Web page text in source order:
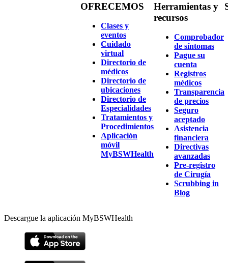
OFRECEMOS
Clases y
eventos
Cuidado
virtual
Directorio de
médicos
Directorio de
ubicaciones
Directorio de
Especialidades
Tratamientos y
Procedimientos
Aplicación
móvil
MyBSWHealth
Herramientas y
recursos
Comprobador
de síntomas
Pague su
cuenta
Registros
médicos
Transparencia
de precios
Seguro
aceptado
Asistencia
financiera
Directivas
avanzadas
Pre-registro
de Cirugía
Scrubbing in
Blog
Descargue la aplicación MyBSWHealth